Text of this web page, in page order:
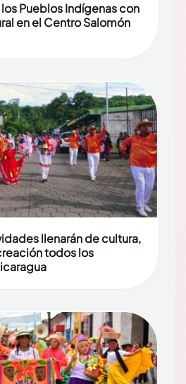
Pueblos Indígenas con
en el Centro Salomón
llenarán de cultura,
todos los